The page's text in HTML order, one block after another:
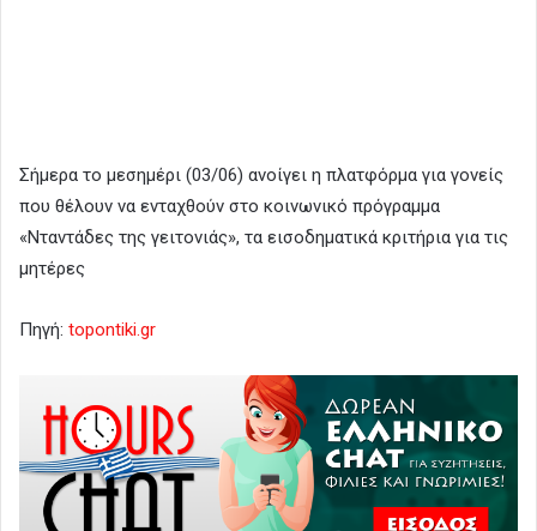
Σήμερα το μεσημέρι (03/06) ανοίγει η πλατφόρμα για γονείς
που θέλουν να ενταχθούν στο κοινωνικό πρόγραμμα
«Νταντάδες της γειτονιάς», τα εισοδηματικά κριτήρια για τις
μητέρες
Πηγή: topontiki.gr